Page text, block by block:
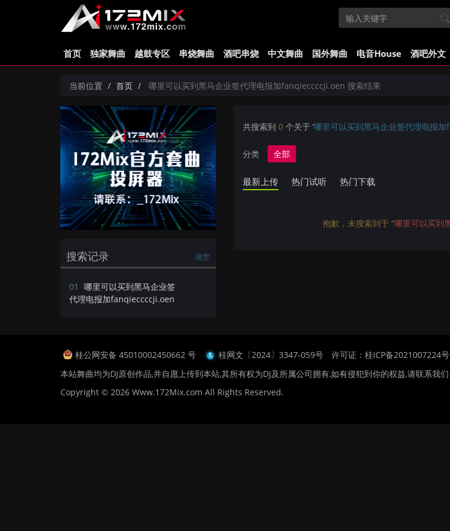
首页 独家舞曲 越鼓专区 串烧舞曲 酒吧串烧 中文舞曲 国外舞曲 电音House 酒吧外文
当前位置 首页 哪里可以买到黑马企业签代理电报加fanqieccccji.oen 搜索结果
搜索记录 清空
01
哪里可以买到黑马企业签
代理电报加fanqieccccji.oen
共搜索到 0个关于 ‘哪里可以买到黑马企业签代理电报
分类 全部
最新上传 热门试听 热门下载
抱歉，未搜索到于 “哪里可以买到
桂公网安备 45010002450662 号 桂网文〔2024〕3347-059号
许可证：桂ICP备2021007224号
本站舞曲均为DJ原创作品,并自愿上传到本站,其所有权为DJ及所属公司拥有,如有侵犯到你的权益,请联系我们
Copyright © 2026 Www.172Mix.com All Rights Reserved.